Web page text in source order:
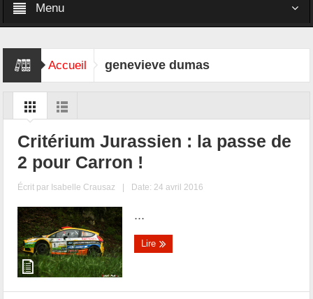
Menu
Accueil genevieve dumas
Critérium Jurassien : la passe de
2 pour Carron !
Écrit par Isabelle Crausaz | Date: 24 avril 2016
...
Lire